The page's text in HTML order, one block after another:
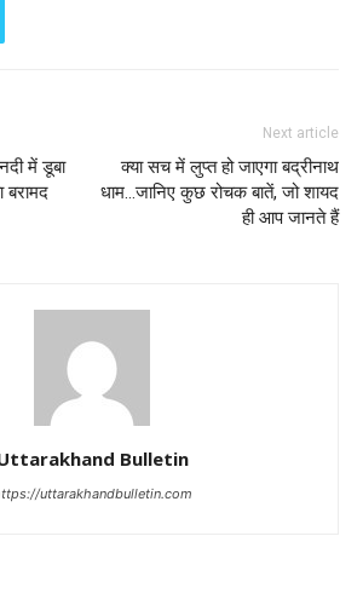
में डूबा
Next article
क्या सच में लुप्त हो जाएगा बद्रीनाथ
धाम…जानिए कुछ रोचक बातें, जो शायद
ही आप जानते हैं
Bulletin
uttarakhandbulletin.com